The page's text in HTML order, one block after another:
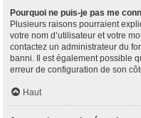
Pourquoi ne puis-je pas me
Plusieurs raisons pourraient
votre nom d’utilisateur et votre
contactez un administrateur du
banni. Il est également possible
erreur de configuration de son
Haut